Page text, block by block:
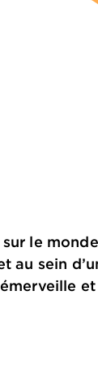
le
sein